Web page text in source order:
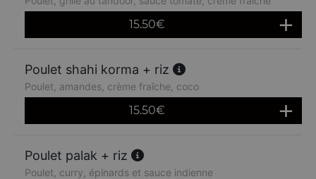
15.50€
Poulet shahi korma + riz
Poulet, amandes, crème fraîche, coco
15.50€
Poulet palak + riz
Poulet, curry, épinards et sauce indienne